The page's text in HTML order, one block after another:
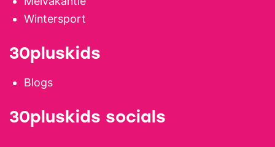
Wintersport
30pluskids
Blogs
30pluskids socials